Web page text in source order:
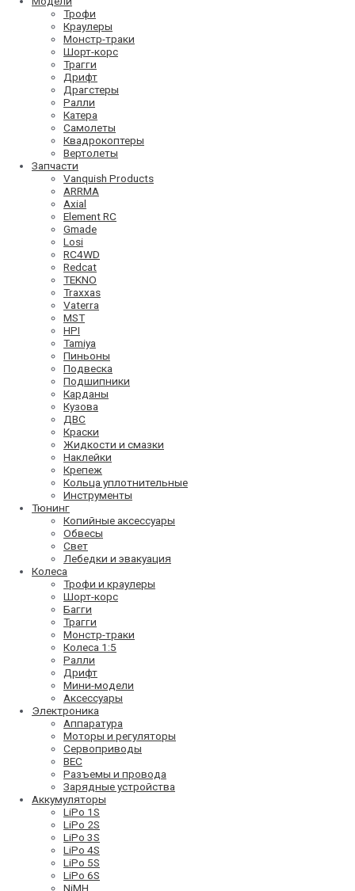
Трофи
Краулеры
Монстр-траки
Шорт-корс
Трагги
Дрифт
Драгстеры
Ралли
Катера
Самолеты
Квадрокоптеры
Вертолеты
Запчасти
Vanquish Products
ARRMA
Axial
Element RC
Gmade
Losi
RC4WD
Redcat
TEKNO
Traxxas
Vaterra
MST
HPI
Tamiya
Пиньоны
Подвеска
Подшипники
Карданы
Кузова
ДВС
Краски
Жидкости и смазки
Наклейки
Крепеж
Кольца уплотнительные
Инструменты
Тюнинг
Копийные аксессуары
Обвесы
Свет
Лебедки и эвакуация
Колеса
Трофи и краулеры
Шорт-корс
Багги
Трагги
Монстр-траки
Колеса 1:5
Ралли
Дрифт
Мини-модели
Аксессуары
Электроника
Аппаратура
Моторы и регуляторы
Сервоприводы
BEC
Разъемы и провода
Зарядные устройства
Аккумуляторы
LiPo 1S
LiPo 2S
LiPo 3S
LiPo 4S
LiPo 5S
LiPo 6S
NiMH